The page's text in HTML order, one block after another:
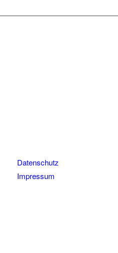
Datenschutz
Impressum